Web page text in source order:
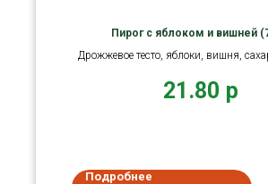
Пирог с яблоком и вишней
Дрожжевое тесто, яблоки, вишня,
21.80 р
Подробнее